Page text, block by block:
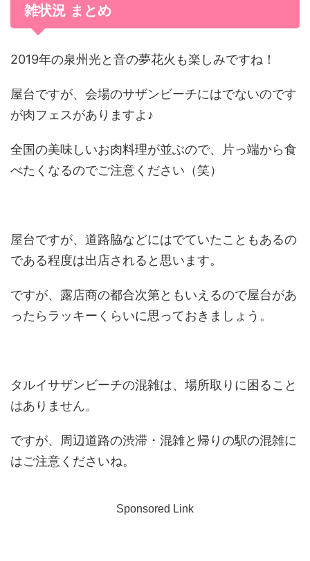
雑状況 まとめ
2019年の泉州光と音の夢花火も楽しみですね！
屋台ですが、会場のサザンビーチにはでないのです
が肉フェスがありますよ♪
全国の美味しいお肉料理が並ぶので、片っ端から食
べたくなるのでご注意ください（笑）
屋台ですが、道路脇などにはでていたこともあるの
である程度は出店されると思います。
ですが、露店商の都合次第ともいえるので屋台があ
ったらラッキーくらいに思っておきましょう。
タルイサザンビーチの混雑は、場所取りに困ること
はありません。
ですが、周辺道路の渋滞・混雑と帰りの駅の混雑に
はご注意くださいね。
Sponsored Link